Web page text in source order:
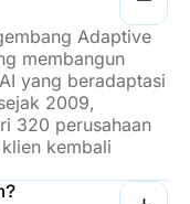
Adaptive
membangun
yang beradaptasi
2009,
320 perusahaan
kembali